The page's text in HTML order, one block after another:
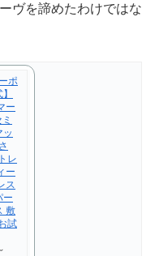
ヴを諦めたわけではな
ポ
ー
ッ
レ
ー
ス
ー
敷
試